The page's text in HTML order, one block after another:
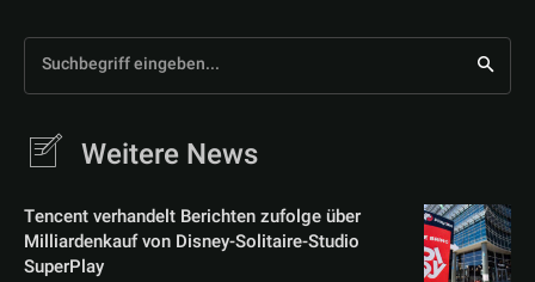
Suchbegriff eingeben...
Weitere News
Tencent verhandelt Berichten zufolge über
Milliardenkauf von Disney-Solitaire-Studio
SuperPlay